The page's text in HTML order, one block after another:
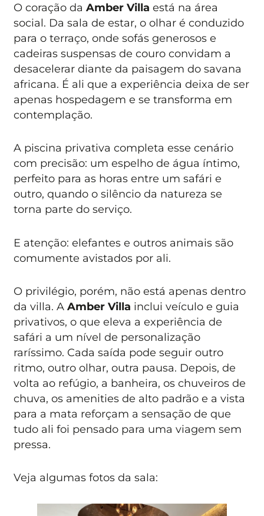
O coração daAmber Villa está na área
social. Da sala de estar, o olhar é conduzido
para o terraço, onde sofás generosos e
cadeiras suspensas de couro convidam a
desacelerar diante da paisagem do savana
africana. É ali que a experiência deixa de ser
apenas hospedagem e se transforma em
contemplação.
A piscina privativa completa esse cenário
com precisão: um espelho de água íntimo,
perfeito para as horas entre um safári e
outro, quando o silêncio da natureza se
torna parte do serviço.
E atenção: elefantes e outros animais são
comumente avistados por ali.
O privilégio, porém, não está apenas dentro
da villa. AAmber Villa inclui veículo e guia
privativos, o que eleva a experiência de
safári a um nível de personalização
raríssimo. Cada saída pode seguir outro
ritmo, outro olhar, outra pausa. Depois, de
volta ao refúgio, a banheira, os chuveiros de
chuva, os amenities de alto padrão e a vista
para a mata reforçam a sensação de que
tudo ali foi pensado para uma viagem sem
pressa.
Veja algumas fotos da sala: